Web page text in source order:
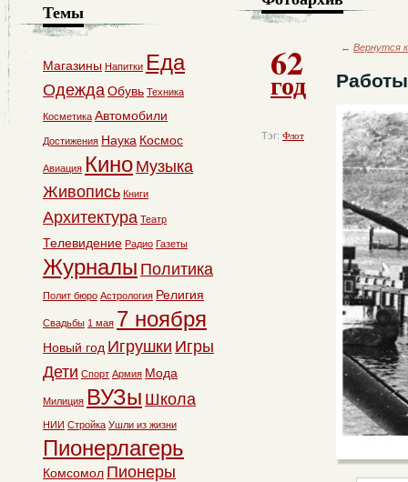
62
год
Тэг: Флот
← Вернутся
Темы
Магазины Напитки Еда
ОдеждаОбувь Техника
Косметика Автомобили
Достижения Наука Космос
Авиация Кино Музыка
Живопись Книги
Архитектура Театр
Телевидение Радио Газеты
Журналы Политика
Полит бюро Астрология Религия
Свадьбы 1 мая 7 ноября
Новый год Игрушки Игры
Дети Спорт Армия Мода
Милиция ВУЗы Школа
НИИ Стройка Ушли из жизни
Пионерлагерь
Комсомол Пионеры